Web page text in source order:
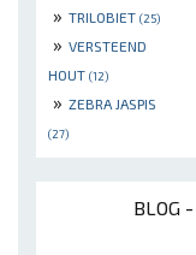
» TRILOBIET (25)
» VERSTEEND
HOUT (12)
» ZEBRA JASPIS
(27)
BLOG